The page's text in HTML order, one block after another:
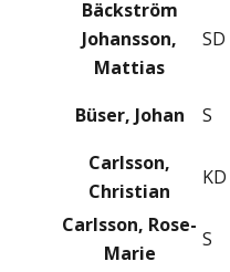
Bäckström
Johansson,
Mattias
SD
Büser, Johan S
Carlsson,
Christian
KD
Carlsson, Rose-
Marie
S